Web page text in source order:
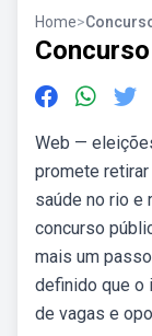
Home>
Web —
promete
saúde no rio e
concurso
mais um
definido que o
de vagas e